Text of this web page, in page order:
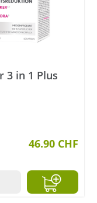
3 in 1 Plus
46.90 CHF